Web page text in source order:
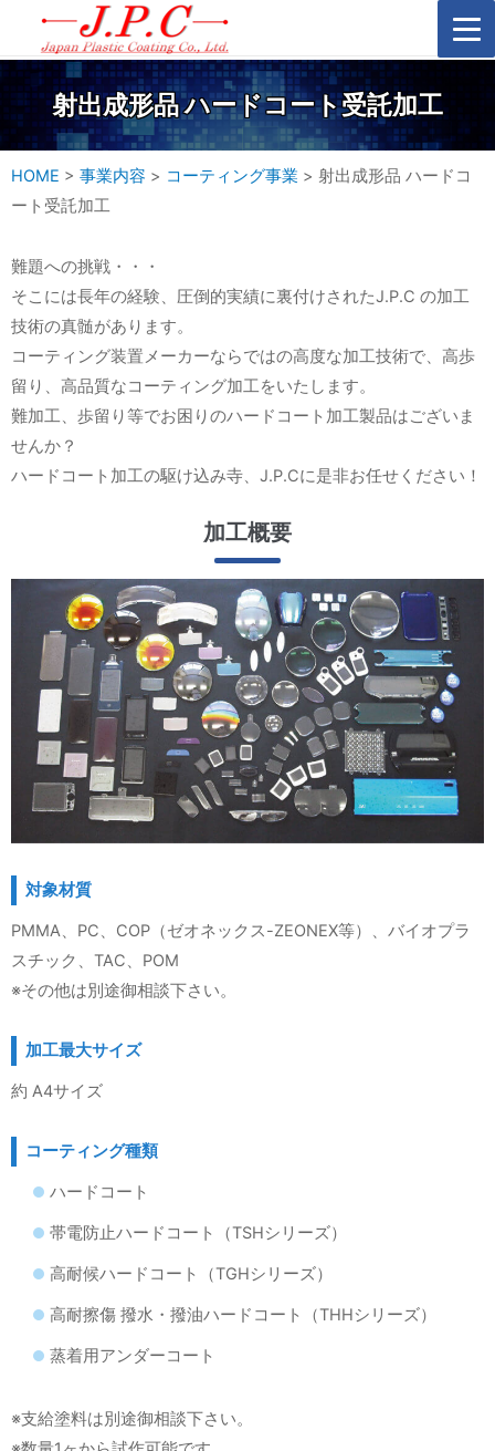
射出成形品 ハードコート受託加工
HOME > 事業内容 > コーティング事業 > 射出成形品 ハードコ
ート受託加工
難題への挑戦・・・
そこには長年の経験、圧倒的実績に裏付けされたJ.P.C の加工
技術の真髄があります。
コーティング装置メーカーならではの高度な加工技術で、高歩
留り、高品質なコーティング加工をいたします。
難加工、歩留り等でお困りのハードコート加工製品はございま
せんか？
ハードコート加工の駆け込み寺、J.P.Cに是非お任せください！
加工概要
対象材質
PMMA、PC、COP（ゼオネックス-ZEONEX等）、バイオプラ
スチック、TAC、POM
※その他は別途御相談下さい。
加工最大サイズ
約 A4サイズ
コーティング種類
ハードコート
帯電防止ハードコート（TSHシリーズ）
高耐候ハードコート（TGHシリーズ）
高耐擦傷 撥水・撥油ハードコート（THHシリーズ）
蒸着用アンダーコート
※支給塗料は別途御相談下さい。